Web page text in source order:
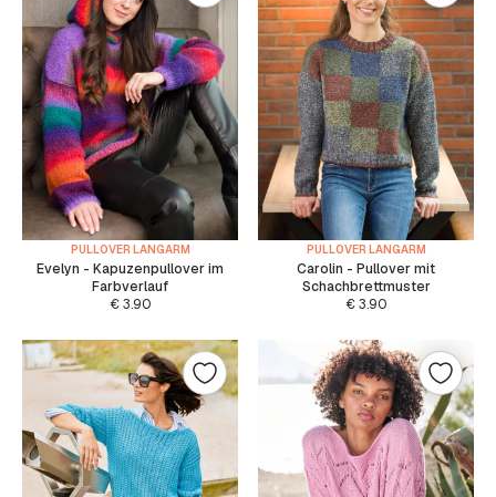
PULLOVER LANGARM
Evelyn - Kapuzenpullover im
Farbverlauf
€3.90
PULLOVER LANGARM
Carolin - Pullover mit
Schachbrettmuster
€3.90